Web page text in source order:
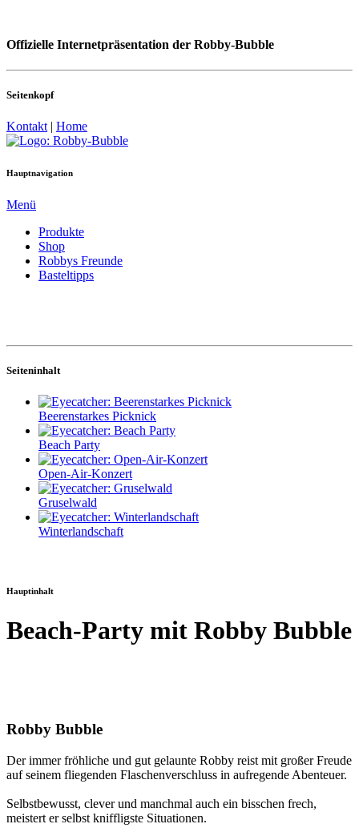
Offizielle Internetpräsentation der Robby-Bubble
Seitenkopf
Kontakt | Home
Hauptnavigation
Menü
Produkte
Shop
Robbys Freunde
Basteltipps
Seiteninhalt
Beerenstarkes Picknick
Beach Party
Open-Air-Konzert
Gruselwald
Winterlandschaft
Hauptinhalt
Beach-Party mit Robby Bubble
Robby Bubble
Der immer fröhliche und gut gelaunte Robby reist mit großer Freude
auf seinem fliegenden Flaschenverschluss in aufregende Abenteuer.
Selbstbewusst, clever und manchmal auch ein bisschen frech,
meistert er selbst kniffligste Situationen.